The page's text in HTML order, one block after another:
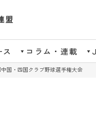
盟
コラム・連載
中国・四国クラブ野球選手権大会